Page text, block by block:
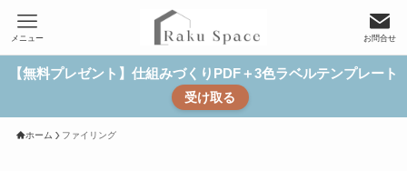
お問合せ
メニュー
【無料プレゼント】仕組みづくりPDF＋3色ラベルテンプレート
受け取る
ホーム ファイリング